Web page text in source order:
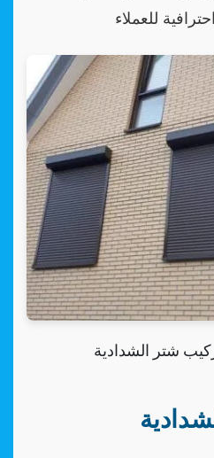
للعملاء
شتر الشدادية